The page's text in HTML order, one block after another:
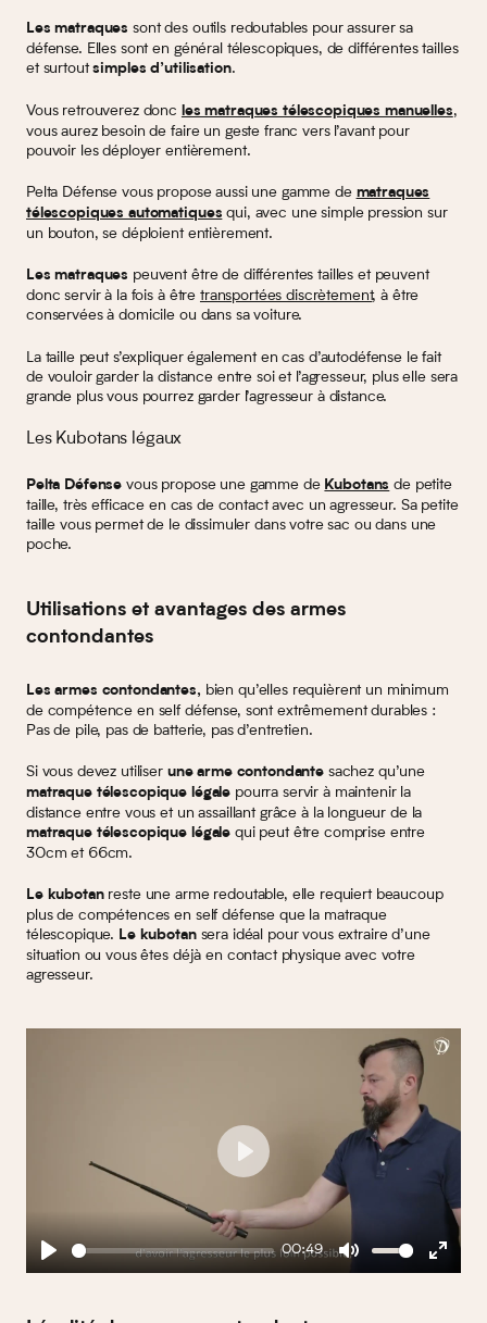
Les matraques sont des outils redoutables pour assurer sa
défense. Elles sont en général télescopiques, de différentes tailles
et surtoutsimples d’utilisation.
Vous retrouverez donc les matraques télescopiques manuelles,
vous aurez besoin de faire un geste franc vers l’avant pour
pouvoir les déployer entièrement.
Pelta Défense vous propose aussi une gamme de matraques
télescopiques automatiques qui, avec une simple pression sur
un bouton, se déploient entièrement.
Les matraques peuvent être de différentes tailles et peuvent
donc servir à la fois à être transportées discrètement, à être
conservées à domicile ou dans sa voiture.
La taille peut s’expliquer également en cas d’autodéfense le fait
de vouloir garder la distance entre soi et l’agresseur, plus elle sera
grande plus vous pourrez garder l’agresseur à distance.
Les Kubotans légaux
Pelta Défense vous propose une gamme de Kubotans de petite
taille, très efficace en cas de contact avec un agresseur. Sa petite
taille vous permet de le dissimuler dans votre sac ou dans une
poche.
Utilisations et avantages des armes
contondantes
Les armes contondantes, bien qu’elles requièrent un minimum
de compétence en self défense, sont extrêmement durables :
Pas de pile, pas de batterie, pas d’entretien.
Si vous devez utiliser une arme contondantesachez qu’une
matraque télescopique légale pourra servir à maintenir la
distance entre vous et un assaillant grâce à la longueur de la
matraque télescopique légale qui peut être comprise entre
30cm et 66cm.
Le kubotanreste une arme redoutable, elle requiert beaucoup
plus de compétences en self défense que la matraque
télescopique. Le kubotansera idéal pour vous extraire d’une
situation ou vous êtes déjà en contact physique avec votre
agresseur.
00:49
Play